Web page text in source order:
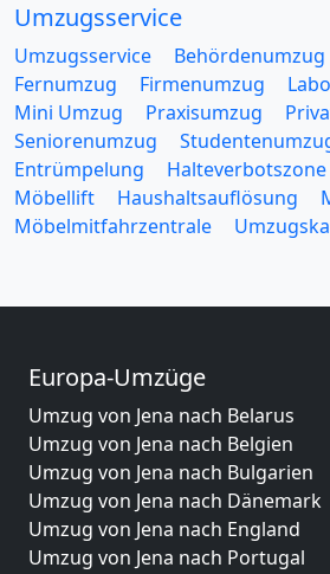
Umzugsservice
Umzugsservice Behördenumzug
Fernumzug
Firmenumzug
Mini Umzug
Praxisumzug
Seniorenumzug
Entrümpelung
Halteverbotszone
Möbellift
Haushaltsauflösung
Möbelmitfahrzentrale
Europa-Umzüge
Umzug von Jena nach Belarus
Umzug von Jena nach Belgien
Umzug von Jena nach Bulgarien
Umzug von Jena nach Dänemark
Umzug von Jena nach England
Umzug von Jena nach Portugal